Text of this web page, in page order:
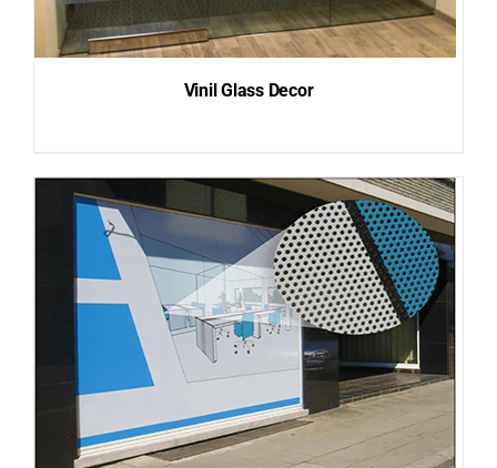
DETAILS
Vinil Glass Decor